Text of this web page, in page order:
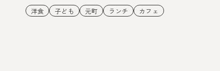
洋食 子ども 元町 ランチ カフェ